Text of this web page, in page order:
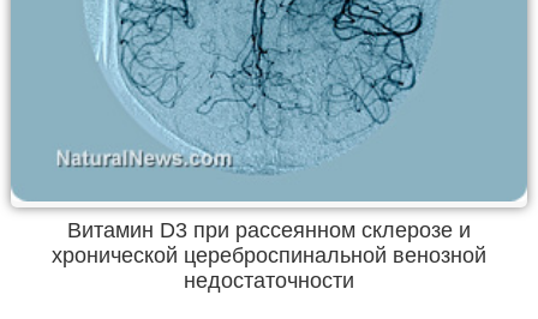
Витамин D3 при рассеянном склерозе и
хронической цереброспинальной венозной
недостаточности